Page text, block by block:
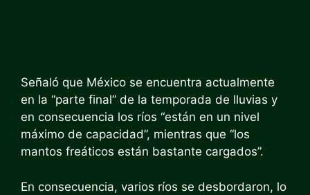
Señaló que México se encuentra actualmente
en la “parte final” de la temporada de lluvias y
en consecuencia los ríos “están en un nivel
máximo de capacidad”, mientras que “los
mantos freáticos están bastante cargados”.
En consecuencia, varios ríos se desbordaron, lo